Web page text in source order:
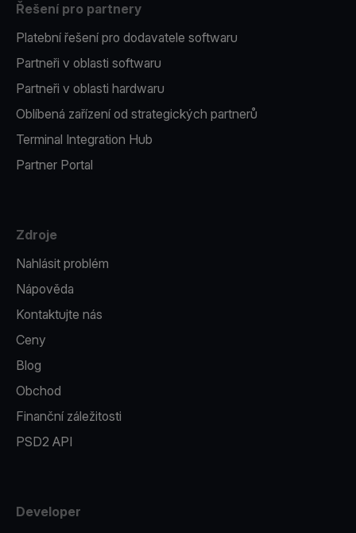
Řešení pro partnery
Platební řešení pro dodavatele softwaru
Partneři v oblasti softwaru
Partneři v oblasti hardwaru
Oblíbená zařízení od strategických partnerů
Terminal Integration Hub
Partner Portal
Zdroje
Nahlásit problém
Nápověda
Kontaktujte nás
Ceny
Blog
Obchod
Finanční záležitosti
PSD2 API
Developer